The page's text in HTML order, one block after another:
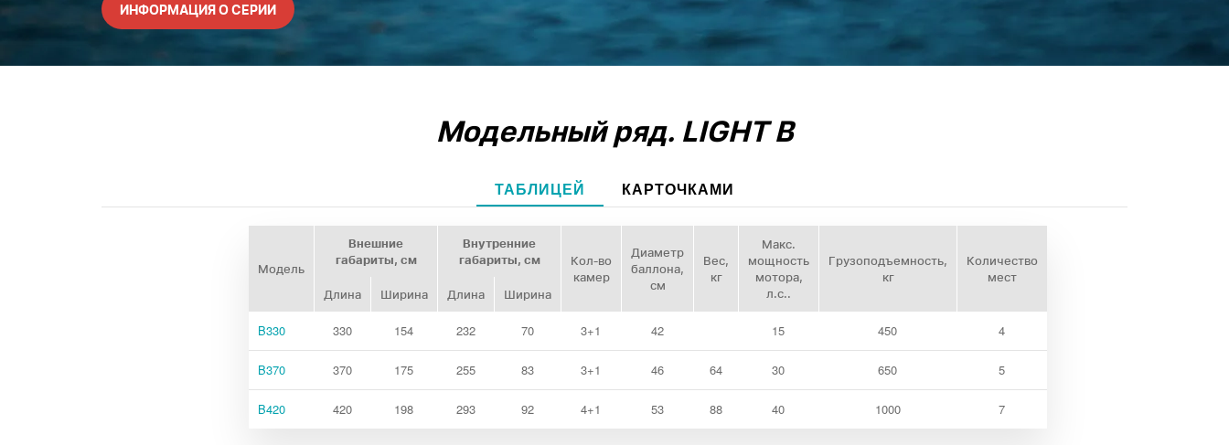
ИНФОРМАЦИЯ О СЕРИИ
Модельный ряд. LIGHT B
ТАБЛИЦЕЙ КАРТОЧКАМИ
Модель
Внешние
габариты, см
Внутренние
габариты, см
Кол‑во
камер
Диаметр
баллона,
см
Вес,
кг
Макс.
мощность
мотора,
л.с..
Грузоподъемность,
кг
Количество
мест
Длина
Ширина Длина Ширина
B330 330 154 232 70 3+1 42 15 450 4
B370 370 175 255 83 3+1 46 64 30 650 5
B420 420 198 293 92 4+1 53 88 40 1000 7